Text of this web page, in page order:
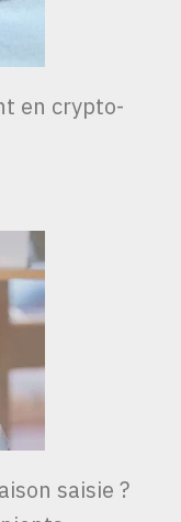
en crypto-
saisie ?